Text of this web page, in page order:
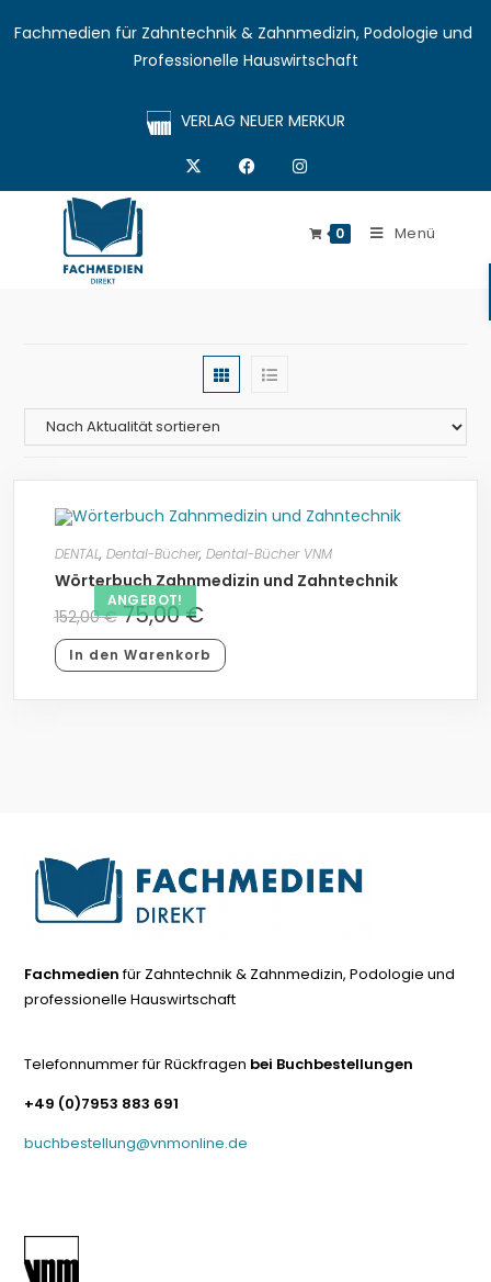
Fachmedien für Zahntechnik & Zahnmedizin, Podologie und
Professionelle Hauswirtschaft
VERLAG NEUER MERKUR
0 Menü
ANGEBOT!
DENTAL, Dental-Bücher, Dental-Bücher VNM
Wörterbuch Zahnmedizin und Zahntechnik
152,00€ 75,00€
In den Warenkorb
Fachmedienfür Zahntechnik & Zahnmedizin, Podologie und
professionelle Hauswirtschaft
Telefonnummer für Rückfragen bei Buchbestellungen
+49 (0)7953 883 691
buchbestellung@vnmonline.de